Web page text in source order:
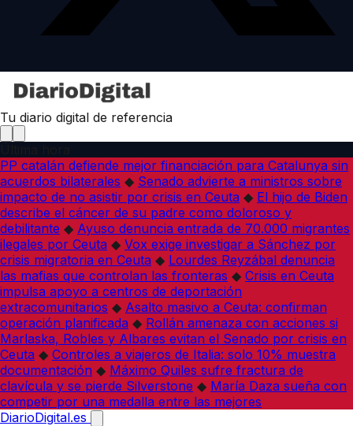
Tu diario digital de referencia
PP catalán defiende mejor financiación para Catalunya sin
acuerdos bilaterales ◆ Senado advierte a ministros sobre
impacto de no asistir por crisis en Ceuta ◆ El hijo de Biden
describe el cáncer de su padre como doloroso y
debilitante ◆ Ayuso denuncia entrada de 70.000 migrantes
ilegales por Ceuta ◆ Vox exige investigar a Sánchez por
crisis migratoria en Ceuta ◆ Lourdes Reyzábal denuncia
las mafias que controlan las fronteras ◆ Crisis en Ceuta
impulsa apoyo a centros de deportación
extracomunitarios ◆ Asalto masivo a Ceuta: confirman
operación planificada ◆ Rollán amenaza con acciones si
Marlaska, Robles y Albares evitan el Senado por crisis en
Ceuta ◆ Controles a viajeros de Italia: solo 10% muestra
documentación ◆ Máximo Quiles sufre fractura de
clavícula y se pierde Silverstone ◆ María Daza sueña con
competir por una medalla entre las mejores
DiarioDigital.es